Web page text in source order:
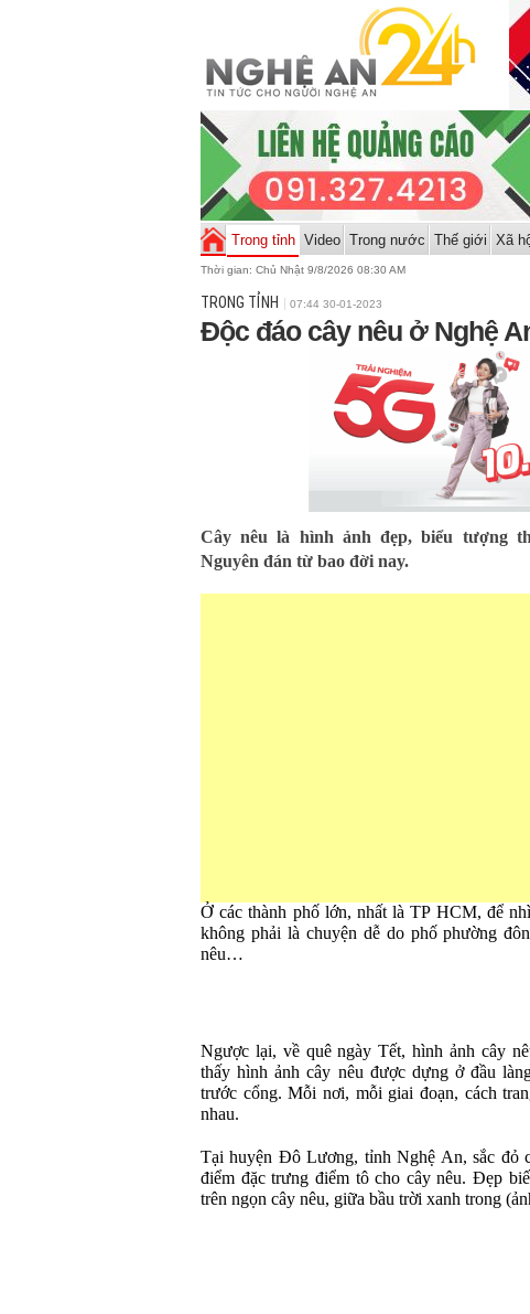
Trong tỉnh Video Trong nước Thế giới Xã
Thời gian: Chủ Nhật 9/8/2026 08:30 AM
TRONG TỈNH 07:44 30-01-2023
Độc đáo cây nêu ở Nghệ
Cây nêu là hình ảnh đẹp, biểu tượng
Nguyên đán từ bao đời nay.
Ở các thành phố lớn, nhất là TP HCM, để
không phải là chuyện dễ do phố phường
nêu…
Ngược lại, về quê ngày Tết, hình ảnh cây
thấy hình ảnh cây nêu được dựng ở đầu
trước cổng. Mỗi nơi, mỗi giai đoạn, cách
nhau.
Tại huyện Đô Lương, tỉnh Nghệ An, sắc đỏ
điểm đặc trưng điểm tô cho cây nêu. Đẹp
trên ngọn cây nêu, giữa bầu trời xanh trong